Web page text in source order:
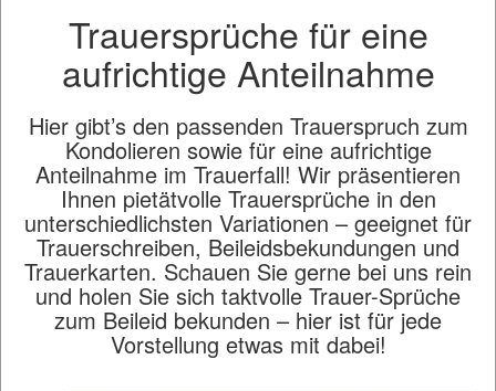
Trauersprüche für eine
aufrichtige Anteilnahme
Hier gibt’s den passenden Trauerspruch zum
Kondolieren sowie für eine aufrichtige
Anteilnahme im Trauerfall! Wir präsentieren
Ihnen pietätvolle Trauersprüche in den
unterschiedlichsten Variationen – geeignet für
Trauerschreiben, Beileidsbekundungen und
Trauerkarten. Schauen Sie gerne bei uns rein
und holen Sie sich taktvolle Trauer-Sprüche
zum Beileid bekunden – hier ist für jede
Vorstellung etwas mit dabei!